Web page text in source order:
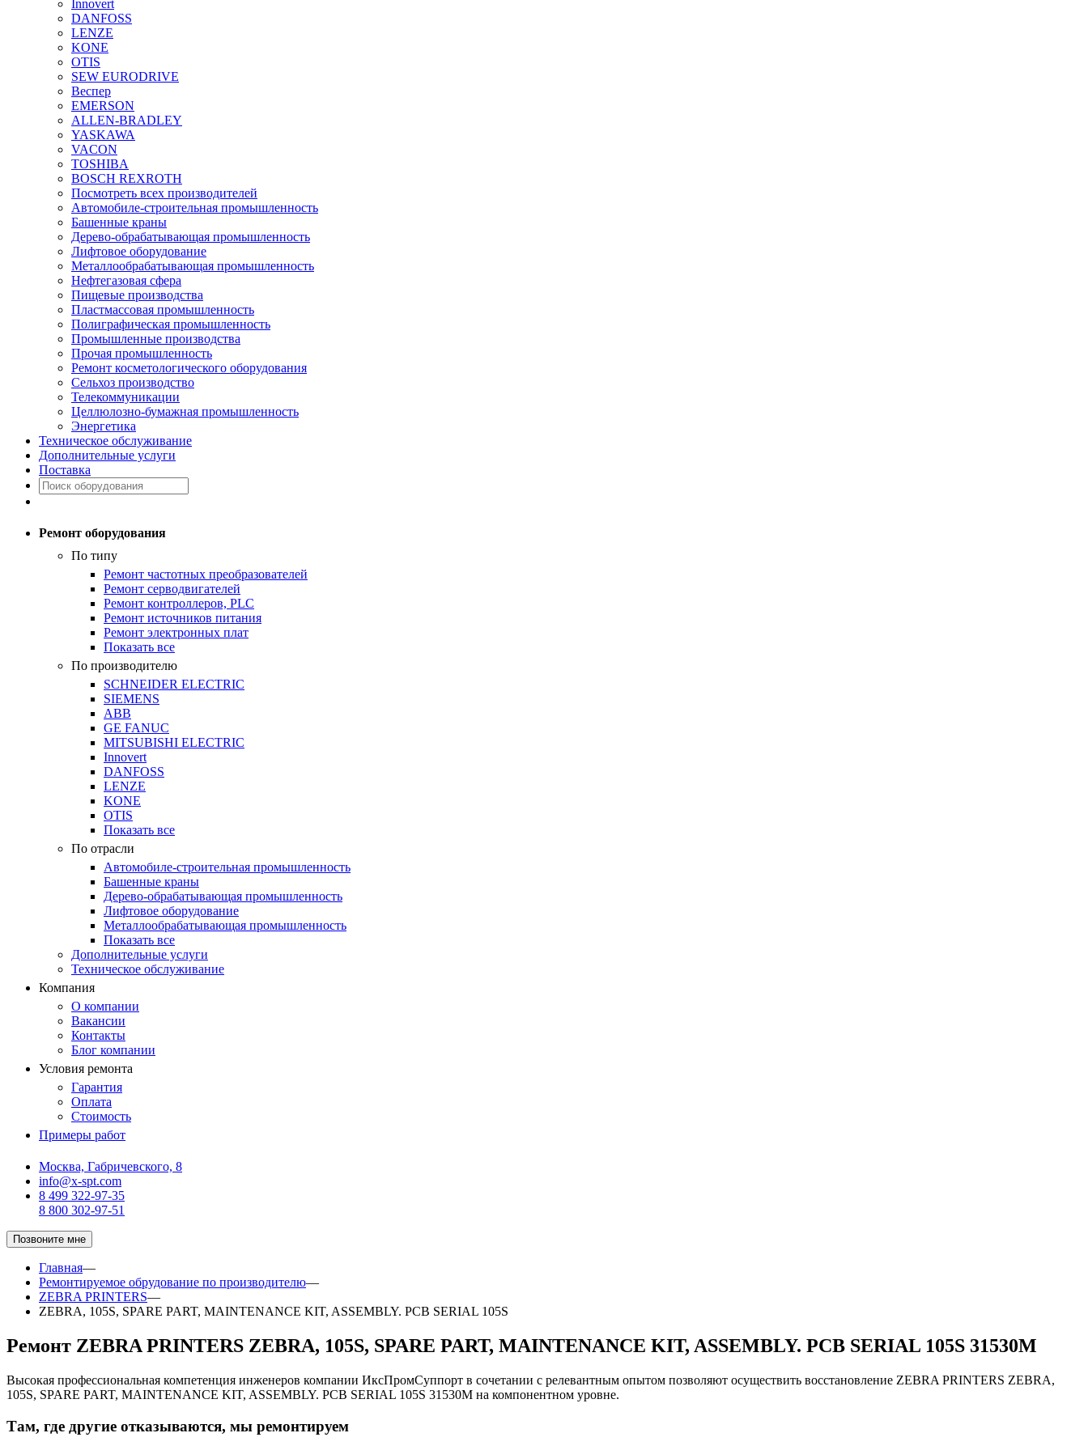
Innovert
DANFOSS
LENZE
KONE
OTIS
SEW EURODRIVE
Веспер
EMERSON
ALLEN-BRADLEY
YASKAWA
VACON
TOSHIBA
BOSCH REXROTH
Посмотреть всех производителей
Автомобиле-строительная промышленность
Башенные краны
Дерево-обрабатывающая промышленность
Лифтовое оборудование
Металлообрабатывающая промышленность
Нефтегазовая сфера
Пищевые производства
Пластмассовая промышленность
Полиграфическая промышленность
Промышленные производства
Прочая промышленность
Ремонт косметологического оборудования
Сельхоз производство
Телекоммуникации
Целлюлозно-бумажная промышленность
Энергетика
Техническое обслуживание
Дополнительные услуги
Поставка
Ремонт оборудования
По типу
Ремонт частотных преобразователей
Ремонт серводвигателей
Ремонт контроллеров, PLC
Ремонт источников питания
Ремонт электронных плат
Показать все
По производителю
SCHNEIDER ELECTRIC
SIEMENS
ABB
GE FANUC
MITSUBISHI ELECTRIC
Innovert
DANFOSS
LENZE
KONE
OTIS
Показать все
По отрасли
Автомобиле-строительная промышленность
Башенные краны
Дерево-обрабатывающая промышленность
Лифтовое оборудование
Металлообрабатывающая промышленность
Показать все
Дополнительные услуги
Техническое обслуживание
Компания
О компании
Вакансии
Контакты
Блог компании
Условия ремонта
Гарантия
Оплата
Стоимость
Примеры работ
Москва, Габричевского, 8
info@x-spt.com
8 499 322-97-35
8 800 302-97-51
Позвоните мне
Главная—
Ремонтируемое обрудование по производителю—
ZEBRA PRINTERS—
ZEBRA, 105S, SPARE PART, MAINTENANCE KIT, ASSEMBLY. PCB SERIAL 105S
Ремонт ZEBRA PRINTERS ZEBRA, 105S, SPARE PART, MAINTENANCE KIT, ASSEMBLY. PCB SERIAL 105S 31530M
Высокая профессиональная компетенция инженеров компании ИксПромСуппорт в сочетании с релевантным опытом позволяют осуществить восстановление ZEBRA PRINTERS ZEBRA,
105S, SPARE PART, MAINTENANCE KIT, ASSEMBLY. PCB SERIAL 105S 31530M на компонентном уровне.
Там, где другие отказываются, мы ремонтируем